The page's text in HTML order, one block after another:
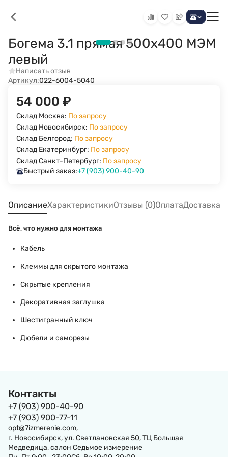
Богема 3.1 прямая 500х400 МЭМ
левый
Написать отзыв
Артикул:022-6004-5040
54 000 ₽
Склад Москва: По запросу
Склад Новосибирск: По запросу
Склад Белгород: По запросу
Склад Екатеринбург: По запросу
Склад Санкт-Петербург: По запросу
Быстрый заказ:+7 (903) 900-40-90
ОписаниеХарактеристикиОтзывы (0)ОплатаДоставка
Всё, что нужно для монтажа
Кабель
Клеммы для скрытого монтажа
Скрытые крепления
Декоративная заглушка
Шестигранный ключ
Дюбели и саморезы
Контакты
+7 (903) 900-40-90
+7 (903) 900-77-11
opt@7izmerenie.com,
г. Новосибирск, ул. Светлановская 50, ТЦ Большая
Медведица, салон Седьмое измерение